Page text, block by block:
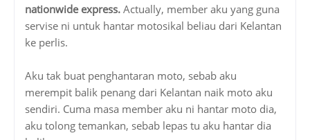
nationwide express. Actually, member aku yang guna
servise ni untuk hantar motosikal beliau dari Kelantan
ke perlis.
Aku tak buat penghantaran moto, sebab aku
merempit balik penang dari Kelantan naik moto aku
sendiri. Cuma masa member aku ni hantar moto dia,
aku tolong temankan, sebab lepas tu aku hantar dia